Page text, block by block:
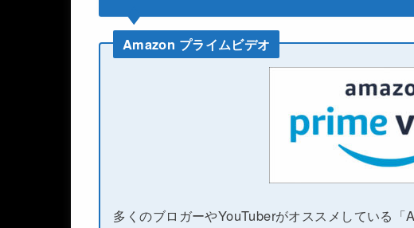
Amazon プライムビデオ
多くのブロガーやYouTuberがオススメしている